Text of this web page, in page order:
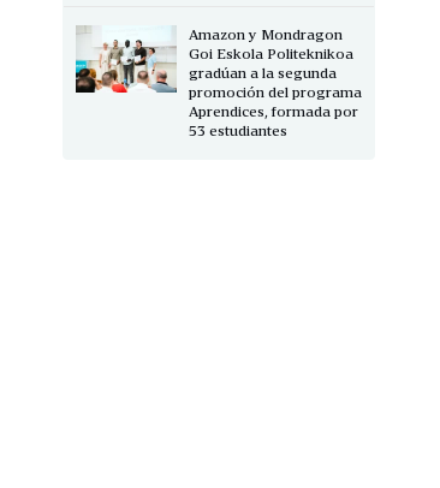
Amazon y Mondragon
Goi Eskola Politeknikoa
gradúan a la segunda
promoción del programa
Aprendices, formada por
53 estudiantes